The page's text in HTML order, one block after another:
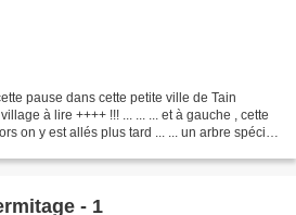
pause dans cette petite ville de Tain
à lire ++++ !!! ... ... ... et à gauche , cette
on y est allés plus tard ... ... un arbre spécial
la ville de Tain L'hermitage - 1